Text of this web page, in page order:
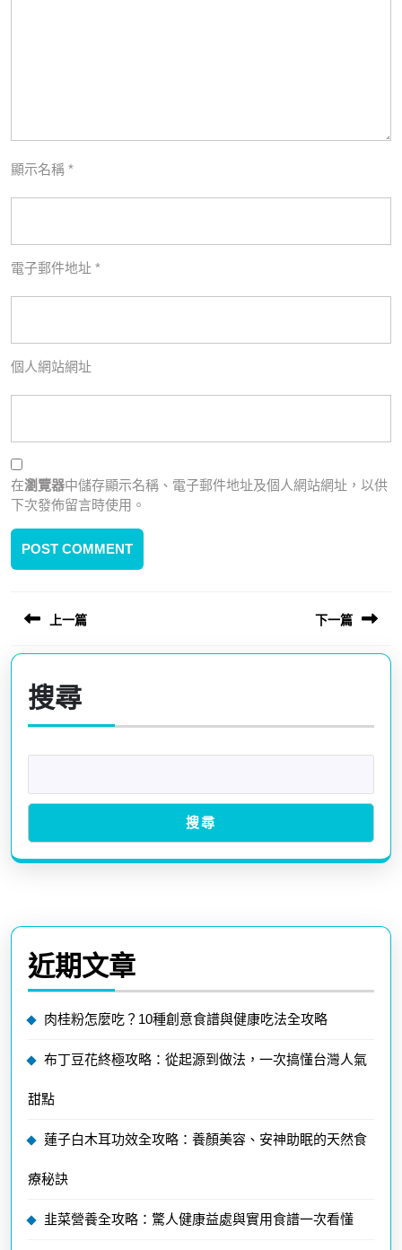
顯示名稱 *
電子郵件地址 *
個人網站網址
在瀏覽器中儲存顯示名稱、電子郵件地址及個人網站網址，以供
下次發佈留言時使用。
文
導
覽
上一篇
Previous
post:
下一篇
搜尋
搜尋
近期文章
肉桂粉怎麼吃？10種創意食譜與健康吃法全攻略
布丁豆花終極攻略：從起源到做法，一次搞懂台灣人氣
甜點
蓮子白木耳功效全攻略：養顏美容、安神助眠的天然食
療秘訣
韭菜營養全攻略：驚人健康益處與實用食譜一次看懂